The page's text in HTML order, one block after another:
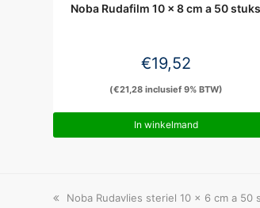
Noba Rudafilm 10 x 8 cm a 50 stuks
€19,52
(€21,28inclusief 9% BTW)
In winkelmand
previous
Noba Rudavlies steriel 10 x 6 cm a 50